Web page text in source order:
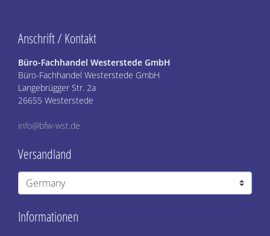
Informationen
Anschrift / Kontakt
Büro-Fachhandel Westerstede GmbH
Büro-Fachhandel Westerstede GmbH
Langebrügger Str. 2a
26655 Westerstede
info@bfw-wst.de
Versandland